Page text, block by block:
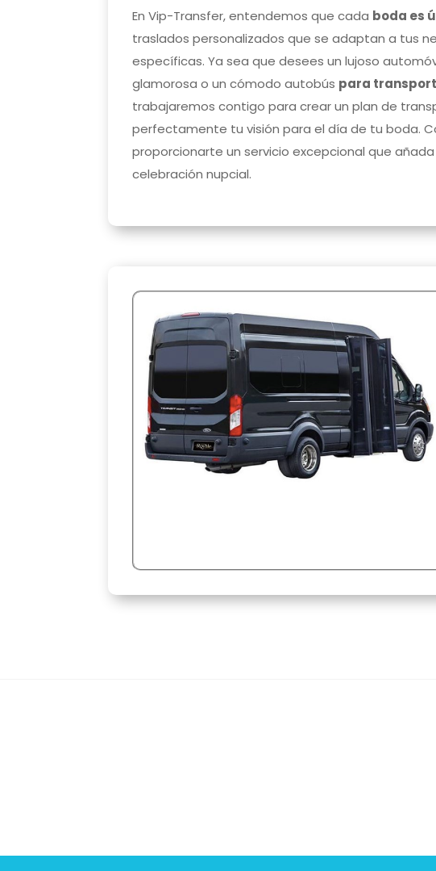
En Vip-Transfer, entendemos que cada boda es
traslados personalizados que se adaptan a tus
específicas. Ya sea que desees un lujoso
glamorosa o un cómodo autobús para
trabajaremos contigo para crear un plan de
perfectamente tu visión para el día de tu boda.
proporcionarte un servicio excepcional que
celebración nupcial.